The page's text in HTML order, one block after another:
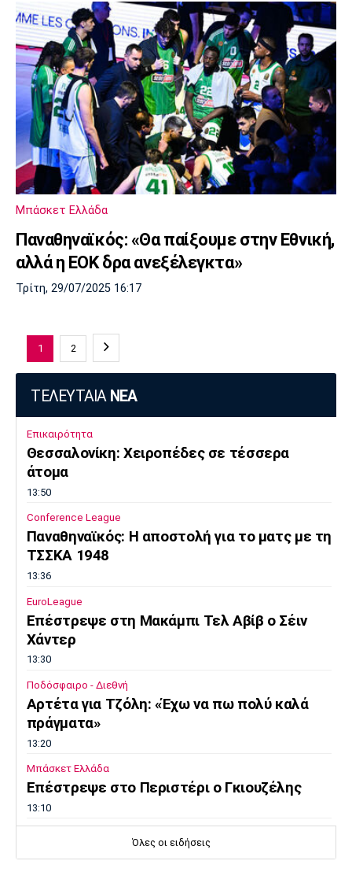
Μπάσκετ Ελλάδα
Παναθηναϊκός: «Θα παίξουμε στην Εθνική,
αλλά η ΕΟΚ δρα ανεξέλεγκτα»
Τρίτη, 29/07/2025 16:17
1 2
ΤΕΛΕΥΤΑΙΑ ΝΕΑ
Επικαιρότητα
Θεσσαλονίκη: Χειροπέδες σε τέσσερα
άτομα
13:50
Conference League
Παναθηναϊκός: Η αποστολή για το ματς με τη
ΤΣΣΚΑ 1948
13:36
EuroLeague
Επέστρεψε στη Μακάμπι Τελ Αβίβ ο Σέιν
Χάντερ
13:30
Ποδόσφαιρο - Διεθνή
Αρτέτα για Τζόλη: «Έχω να πω πολύ καλά
πράγματα»
13:20
Μπάσκετ Ελλάδα
Επέστρεψε στο Περιστέρι ο Γκιουζέλης
13:10
Μουρίνιο: «Είχα συμφωνήσει με τη
Όλες οι ειδήσεις